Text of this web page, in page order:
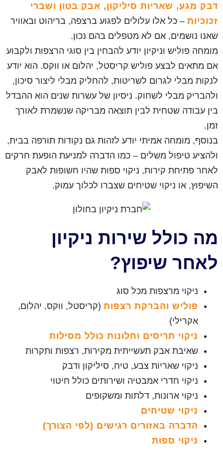
דבק מגע, שאריות סיליקון, אבק בטון ושברי
זכוכיות – כל אלו עלולים לפגוע ברצפה, בריהוט ובאוויר
שאנו נושמים, אם לא מטפלים בהם נכון.
מומחה פוליש וניקיון יודע להבחין בין סוגי הרצפות ולקבוע
אם מתאים לבצע פוליש קריסטל, יהלום או ווקס. הוא יודע
לנקות מבלי לגרום לשריטות, להחליק מבלי ליצור סיכון,
ולהבריק מבלי לשחוק. ניסיון של עשרות שנים הוא ההבדל
בין עבודה שטחית לבין תוצאה מבריקה שנשמרת לאורך
זמן.
בנוסף, מומחה אמיתי יודע לזהות גם נקודות תורפה בבית,
ולהציע טיפול משלים – כמו הדברה למניעת הופעת חרקים
לאחר פתיחת קירות, ניקוי ספות שהיו חשופות לאבק
השיפוץ, או ניקוי שטיחים שצברו לכלוך עמוק.
מה כולל שירות ניקיון
לאחר שיפוץ?
ניקוי מרצפות מכל סוג
פוליש והברקת רצפות (קריסטל, ווקס, יהלום,
אקרילי)
ניקוי תריסים וחלונות כולל מסילות
שאיבת אבק תעשייתית מקירות, רצפות ותקרות
ניקוי שאריות צבע, טיח, סיליקון ודבק
ניקוי חדרי אמבטיה ושירותים כולל חיטוי
ניקוי ארונות, דלתות ומשקופים
ניקוי שטיחים
הדברה באזורים רגישים (לפי הצורך)
ניקוי ספות